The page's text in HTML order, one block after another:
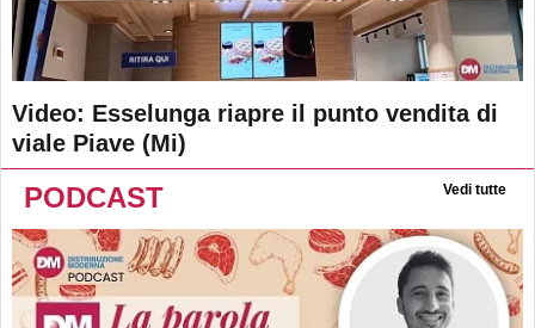
Video: Esselunga riapre il punto vendita di
viale Piave (Mi)
PODCAST Vedi tutte